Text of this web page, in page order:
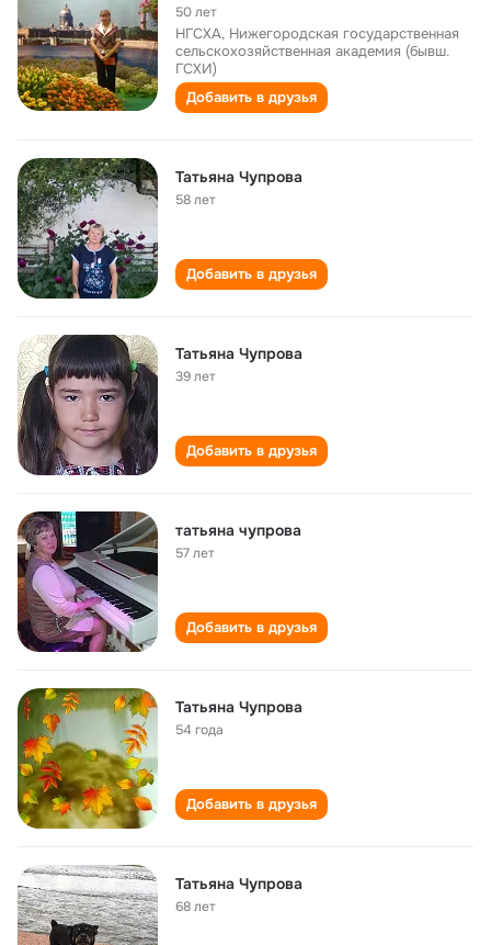
50 лет
НГСХА, Нижегородская государственная
сельскохозяйственная академия (бывш.
ГСХИ)
Добавить в друзья
Татьяна Чупрова
58 лет
Добавить в друзья
Татьяна Чупрова
39 лет
Добавить в друзья
татьяна чупрова
57 лет
Добавить в друзья
Татьяна Чупрова
54 года
Добавить в друзья
Татьяна Чупрова
68 лет